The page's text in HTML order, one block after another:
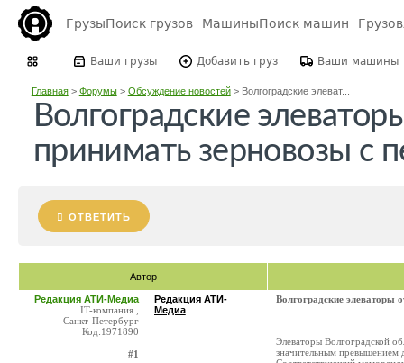
ГрузыПоиск грузов МашиныПоиск машин
Ваши грузы Добавить груз Ваши машины
Главная> Форумы> Обсуждение новостей> Волгоградские элеват...
Волгоградские
принимать зерновозы с
ОТВЕТИТЬ
Автор
Редакция АТИ-Медиа
IT-компания ,
Санкт-Петербург
Код:1971890
#1
Редакция АТИ-
Медиа
Волгоградские элеваторы
Элеваторы Волгоградской
значительным